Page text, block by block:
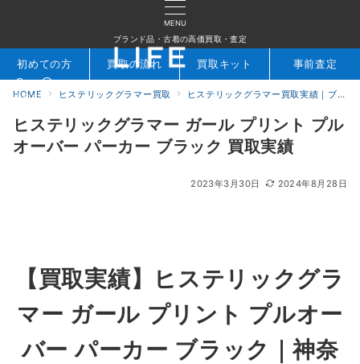
MENU
ブランド品・古着の高価買取・査定
検索 お問合せ
初めての方 買取の流れ 買取キット 事前査定
HOME ヒステリックグラマー買取 ヒステリックグラマー買取実績｜ブランド古着専門店LIFE
ヒステリックグラマー ガール プリント プル
オーバー パーカー ブラック 買取実績
2023年3月30日 2024年8月28日
【買取実績】ヒステリックグラ
マー ガール プリント プルオー
バー パーカー ブラック｜神奈